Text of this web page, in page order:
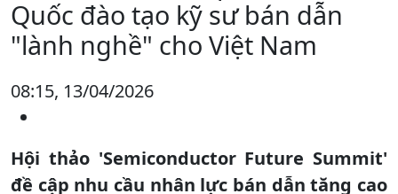
Quốc đào tạo kỹ sư bán dẫn
"lành nghề" cho Việt Nam
08:15, 13/04/2026
Hội thảo 'Semiconductor Future Summit'
đề cập nhu cầu nhân lực bán dẫn tăng cao